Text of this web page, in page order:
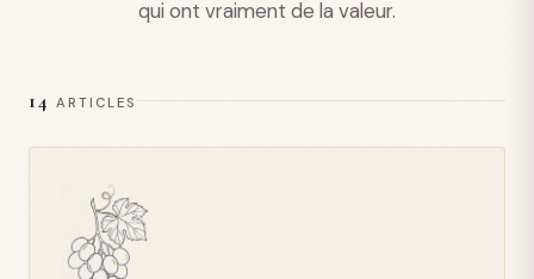
qui ont vraiment de la valeur.
14 ARTICLES